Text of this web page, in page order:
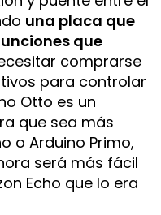
una placa que
que
comprarse
para controlar
Otto es un
que sea más
o Arduino Primo,
será más fácil
Echo que lo era